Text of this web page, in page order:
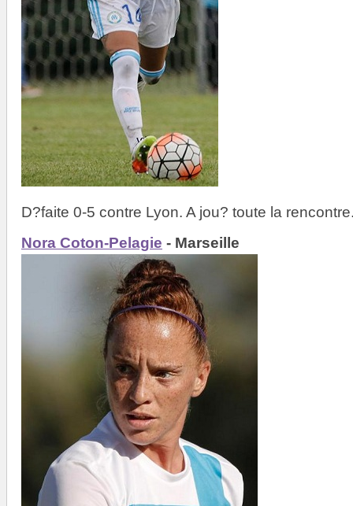
D?faite 0-5 contre Lyon. A jou? toute la
Nora Coton-Pelagie - Marseille